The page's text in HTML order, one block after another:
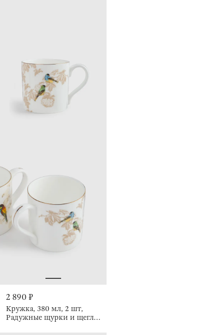
2 890 ₽
Кружка, 380 мл, 2 шт,
Радужные щурки и щеглы,